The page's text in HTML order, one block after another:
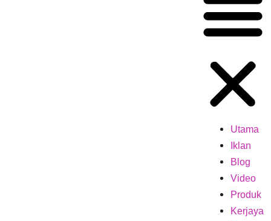
Utama
Iklan
Blog
Video
Produk
Kerjaya